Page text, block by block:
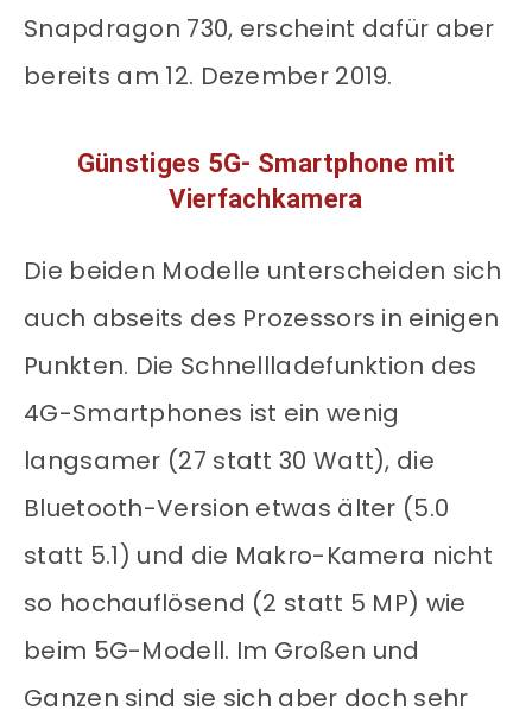
Snapdragon 730, erscheint dafür aber
bereits am 12. Dezember 2019.
Günstiges 5G- Smartphone mit
Vierfachkamera
Die beiden Modelle unterscheiden sich
auch abseits des Prozessors in einigen
Punkten. Die Schnellladefunktion des
4G-Smartphones ist ein wenig
langsamer (27 statt 30 Watt), die
Bluetooth-Version etwas älter (5.0
statt 5.1) und die Makro-Kamera nicht
so hochauflösend (2 statt 5 MP) wie
beim 5G-Modell. Im Großen und
Ganzen sind sie sich aber doch sehr